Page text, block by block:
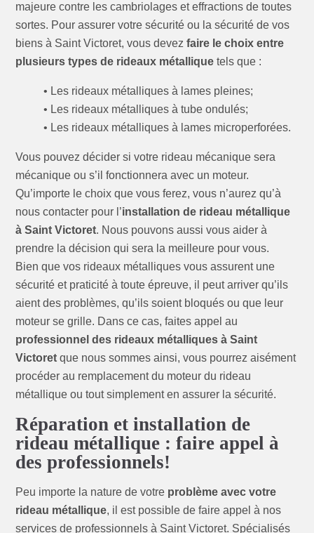
majeure contre les cambriolages et effractions de toutes
sortes. Pour assurer votre sécurité ou la sécurité de vos
biens à Saint Victoret, vous devezfaire le choix entre
plusieurs types de rideaux métallique tels que :
• Les rideaux métalliques à lames pleines;
• Les rideaux métalliques à tube ondulés;
• Les rideaux métalliques à lames microperforées.
Vous pouvez décider si votre rideau mécanique sera
mécanique ou s’il fonctionnera avec un moteur.
Qu’importe le choix que vous ferez, vous n’aurez qu’à
nous contacter pour l’installation de rideau métallique
à Saint Victoret. Nous pouvons aussi vous aider à
prendre la décision qui sera la meilleure pour vous.
Bien que vos rideaux métalliques vous assurent une
sécurité et praticité à toute épreuve, il peut arriver qu’ils
aient des problèmes, qu’ils soient bloqués ou que leur
moteur se grille. Dans ce cas, faites appel au
professionnel des rideaux métalliques à Saint
Victoret que nous sommes ainsi, vous pourrez aisément
procéder au remplacement du moteur du rideau
métallique ou tout simplement en assurer la sécurité.
Réparation et installation de
rideau métallique : faire appel à
des professionnels!
Peu importe la nature de votre problème avec votre
rideau métallique, il est possible de faire appel à nos
services de professionnels à Saint Victoret. Spécialisés